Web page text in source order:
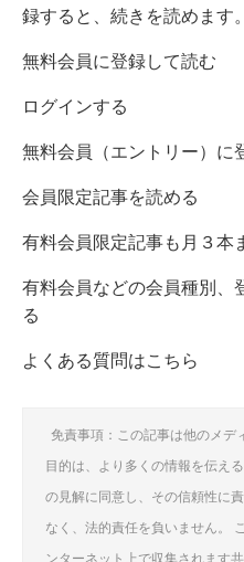
録すると、続きを読めます。
無料会員に登録して読む
ログインする
無料会員（エントリー）に
会員限定記事を読める
有料会員限定記事も月３本
有料会員などの会員種別、
る
よくある質問はこちら
免責事項：この記事は他のメデ
目的は、より多くの情報を伝え
の見解に同意し、その信頼性に
なく、法的責任を負いません。
ンターネット上で収集されます